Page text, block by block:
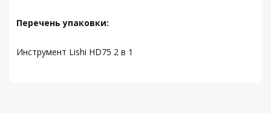
Перечень упаковки:
Инструмент Lishi HD75 2 в 1